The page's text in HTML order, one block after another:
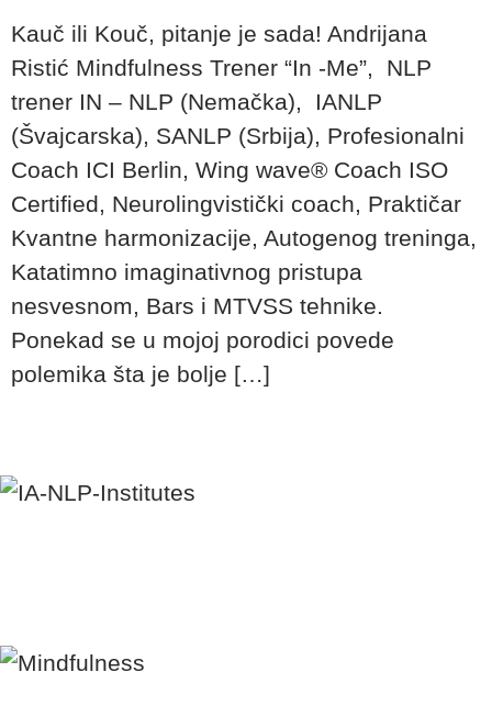
Kauč ili Kouč, pitanje je sada! Andrijana
Ristić Mindfulness Trener “In -Me”, NLP
trener IN – NLP (Nemačka), IANLP
(Švajcarska), SANLP (Srbija), Profesionalni
Coach ICI Berlin, Wing wave® Coach ISO
Certified, Neurolingvistički coach, Praktičar
Kvantne harmonizacije, Autogenog treninga,
Katatimno imaginativnog pristupa
nesvesnom, Bars i MTVSS tehnike.
Ponekad se u mojoj porodici povede
polemika šta je bolje […]